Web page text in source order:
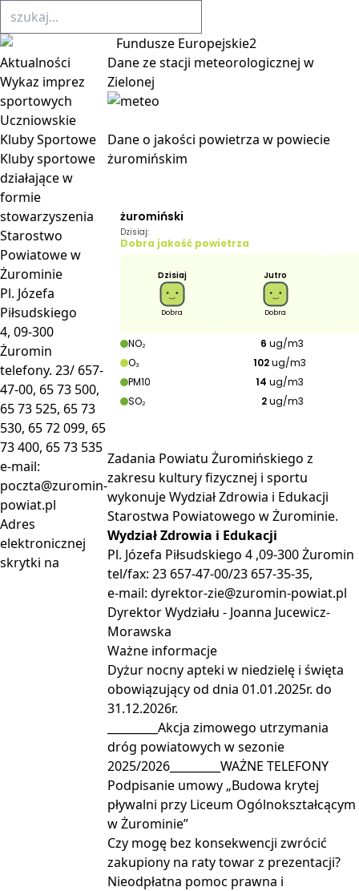
Dane ze stacji meteorologicznej w
Zielonej
Dane o jakości powietrza w powiecie
żuromińskim
Zadania Powiatu Żuromińskiego z
zakresu kultury fizycznej i sportu
wykonuje Wydział Zdrowia i Edukacji
Starostwa Powiatowego w Żurominie.
Wydział Zdrowia i Edukacji
Pl. Józefa Piłsudskiego 4 ,09-300 Żuromin
tel/fax: 23 657-47-00/23 657-35-35,
e-mail:dyrektor-zie@zuromin-powiat.pl
Dyrektor Wydziału - Joanna Jucewicz-
Morawska
Ważne informacje
Dyżur nocny apteki w niedzielę i święta
obowiązujący od dnia 01.01.2025r. do
31.12.2026r.
_________Akcja zimowego utrzymania
dróg powiatowych w sezonie
2025/2026_________WAŻNE TELEFONY
Podpisanie umowy „Budowa krytej
pływalni przy Liceum Ogólnokształcącym
w Żurominie”
Czy mogę bez konsekwencji zwrócić
zakupiony na raty towar z prezentacji?
Nieodpłatna pomoc prawna i
Aktualności
Wykaz imprez
sportowych
Uczniowskie
Kluby Sportowe
Kluby sportowe
działające w
formie
stowarzyszenia
Starostwo
Powiatowe w
Żurominie
Pl. Józefa
Piłsudskiego
4, 09-300
Żuromin
telefony. 23/ 657-
47-00, 65 73 500,
65 73 525, 65 73
530, 65 72 099, 65
73 400, 65 73 535
e-mail:
poczta@zuromin-
powiat.pl
Adres
elektronicznej
skrytki na